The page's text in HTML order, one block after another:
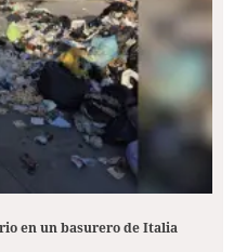
en un basurero de Italia